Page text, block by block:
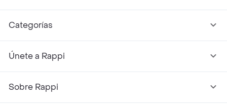
Categorías
Únete a Rappi
Sobre Rappi